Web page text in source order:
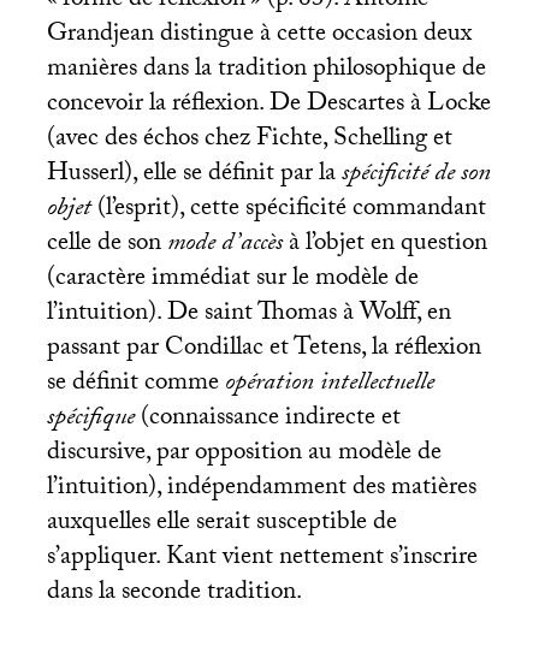
Grandjean distingue à cette occasion deux
manières dans la tradition philosophique de
concevoir la réflexion. De Descartes à Locke
(avec des échos chez Fichte, Schelling et
Husserl), elle se définit par laspécificité de son
objet(l’esprit), cette spécificité commandant
celle de sonmode d’accèsà l’objet en question
(caractère immédiat sur le modèle de
l’intuition). De saint Thomas à Wolff, en
passant par Condillac et Tetens, la réflexion
se définit commeopération intellectuelle
spécifique(connaissance indirecte et
discursive, par opposition au modèle de
l’intuition), indépendamment des matières
auxquelles elle serait susceptible de
s’appliquer. Kant vient nettement s’inscrire
dans la seconde tradition.